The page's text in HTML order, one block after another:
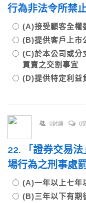
行為非法令所禁
(A)接受顧客全
(B)提供客戶上
(C)於本公司或分
買賣之交割事宜
(D)提供特定利益
0討論 0
22. 「證券交易
場行為之刑事處
(A)一年以上七
(B)三年以下有